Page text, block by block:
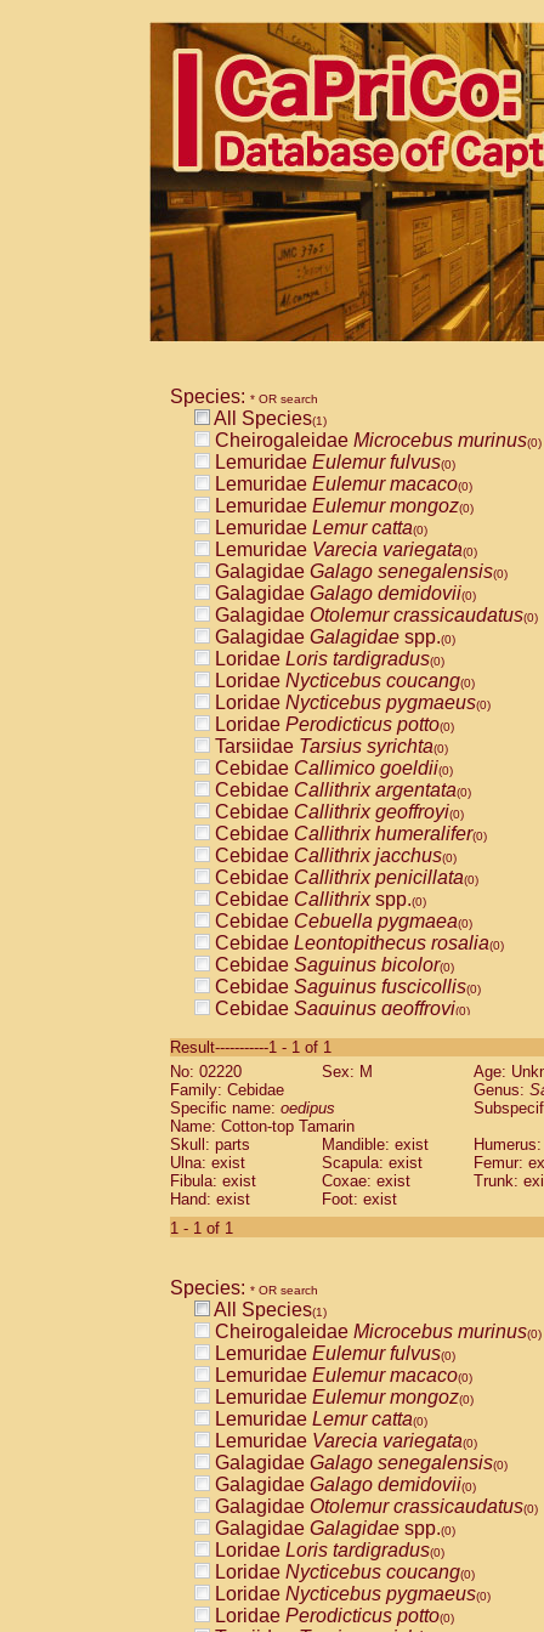
Species: * OR search
All Species(1)
Cheirogaleidae Microcebus murinus(0)
Lemuridae Eulemur fulvus(0)
Lemuridae Eulemur macaco(0)
Lemuridae Eulemur mongoz(0)
Lemuridae Lemur catta(0)
Lemuridae Varecia variegata(0)
Galagidae Galago senegalensis(0)
Galagidae Galago demidovii(0)
Galagidae Otolemur crassicaudatus(0)
Galagidae Galagidae spp.(0)
Loridae Loris tardigradus(0)
Loridae Nycticebus coucang(0)
Loridae Nycticebus pygmaeus(0)
Loridae Perodicticus potto(0)
Tarsiidae Tarsius syrichta(0)
Cebidae Callimico goeldii(0)
Cebidae Callithrix argentata(0)
Cebidae Callithrix geoffroyi(0)
Cebidae Callithrix humeralifer(0)
Cebidae Callithrix jacchus(0)
Cebidae Callithrix penicillata(0)
Cebidae Callithrixspp.(0)
Cebidae Cebuella pygmaea(0)
Cebidae Leontopithecus rosalia(0)
Cebidae Saguinus bicolor(0)
Cebidae Saguinus fuscicollis(0)
Cebidae Saguinus geoffroyi(0)
CebidaeSaguinus labiatus(0)
Cebidae Saguinus leucopus (0)
Cebidae
CebidaeSaguinus mystax
Cebidae Saguinus nigricollis (0)
Cebidae Saguinus oedipus
Cebidae Saguinus weddelli
Cebidae Saguinusspp.
Cebidae
CebidaeCebus capucinus
CebidaeCebus nigrivittatus
CebidaeCebus spp.(0)
CebidaeSaimiri boliviensis(0)
CebidaeSaimiri sciureus(0)
AtelidaeAlouatta caraya(0)
AtelidaeAlouatta fusca(0)
AtelidaeAlouatta seniculus(0)
AtelidaeAlouattaspp.(0)
AtelidaeAteles belzebuth(0)
AtelidaeAteles geoffroyi(0)
AtelidaeAteles paniscus(0)
AtelidaeAtelesspp.(0)
AtelidaeLagothrix lagothricha(0)
AtelidaeLagothrix lagothricha cana
PitheciidaeCacajao calvus
Result-----------1 - 1 of 1
No: 02220
Sex: M
Age:
Family: Cebidae
Genus:
Specific name: oedipus
Name: Cotton-top Tamarin
Skull: parts
Mandible: exist
Ulna: exist
Scapula: exist
Femur:
Fibula: exist
Coxae: exist
Trunk:
Hand: exist
Foot: exist
1 - 1 of 1
Species: * OR search
All Species(1)
Cheirogaleidae Microcebus murinus(0)
Lemuridae Eulemur fulvus(0)
Lemuridae Eulemur macaco(0)
Lemuridae Eulemur mongoz(0)
Lemuridae Lemur catta(0)
Lemuridae Varecia variegata(0)
Galagidae Galago senegalensis(0)
Galagidae Galago demidovii(0)
Galagidae Otolemur crassicaudatus(0)
Galagidae Galagidae spp.(0)
Loridae Loris tardigradus(0)
Loridae Nycticebus coucang(0)
Loridae Nycticebus pygmaeus(0)
Loridae Perodicticus potto(0)